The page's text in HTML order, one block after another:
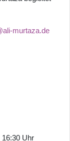
murtaza.de
Uhr